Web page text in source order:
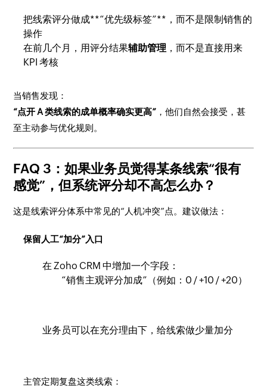
把线索评分做成**“优先级标签”**，而不是限制销售的
操作
在前几个月，用评分结果辅助管理 ，而不是直接用来
KPI 考核
当销售发现：
“点开 A 类线索的成单概率确实更高” ，他们自然会接受，甚
至主动参与优化规则。
FAQ 3：如果业务员觉得某条线索“很有
感觉”，但系统评分却不高怎么办？
这是线索评分体系中常见的“人机冲突”点。建议做法：
保留人工“加分”入口
在 Zoho CRM 中增加一个字段：
“销售主观评分加成”（例如：0 / +10 / +20）
业务员可以在充分理由下，给线索做少量加分
主管定期复盘这类线索：